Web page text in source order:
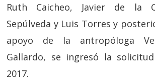
Ruth Caicheo, Javier de la
Sepúlveda y Luis Torres y
apoyo de la antropóloga
Gallardo, se ingresó la
2017.